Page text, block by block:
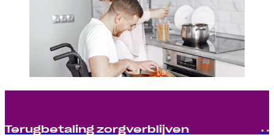
Terugbetaling zorgverblijven